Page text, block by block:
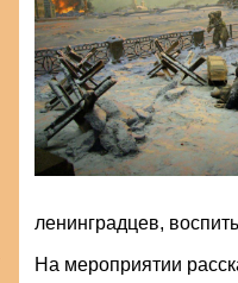
ленинградцев,
На мероприятии